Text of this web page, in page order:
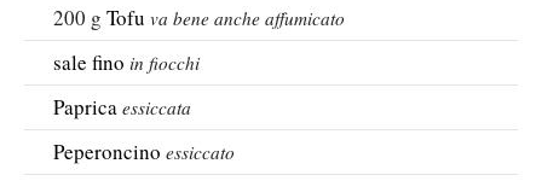
200 g Tofu va bene anche affumicato
sale fino in fiocchi
Paprica essiccata
Peperoncino essiccato